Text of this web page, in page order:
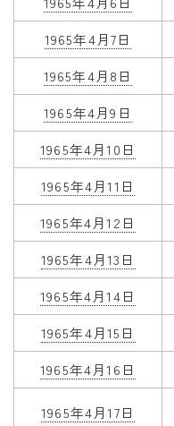
季節の工作
紋切り遊び
折り紙・切り紙
1965年4月7日
1965年4月8日
1965年4月9日
1965年4月10日
1965年4月11日
1965年4月12日
1965年4月13日
1965年4月14日
1965年4月15日
1965年4月16日
1965年4月17日